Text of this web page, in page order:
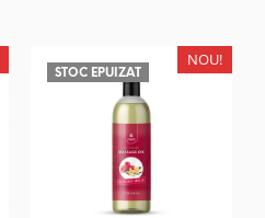
NOU!
STOC EPUIZAT